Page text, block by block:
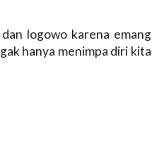
logowo karena emang
hanya menimpa diri kita